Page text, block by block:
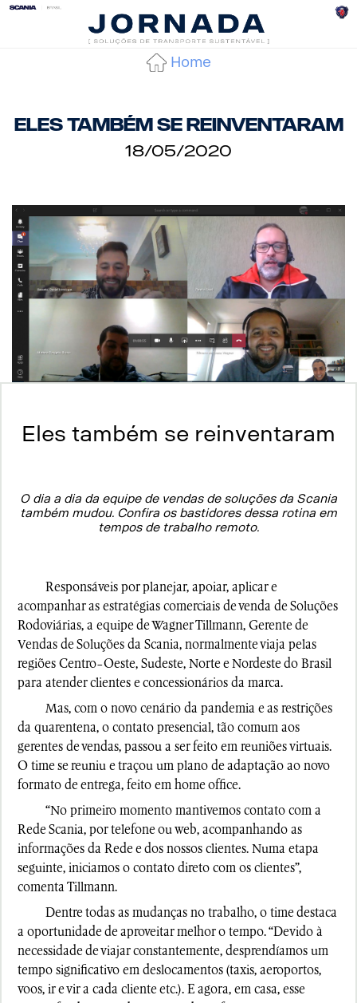
Home
Eles também se reinventaram
18/05/2020
Eles também se reinventaram
O dia a dia da equipe de vendas de soluções da Scania
também mudou. Confira os bastidores dessa rotina em
tempos de trabalho remoto.
Responsáveis por planejar, apoiar, aplicar e
acompanhar as estratégias comerciais de venda de Soluções
Rodoviárias, a equipe de Wagner Tillmann, Gerente de
Vendas de Soluções da Scania, normalmente viaja pelas
regiões Centro-Oeste, Sudeste, Norte e Nordeste do Brasil
para atender clientes e concessionários da marca.
Mas, com o novo cenário da pandemia e as restrições
da quarentena, o contato presencial, tão comum aos
gerentes de vendas, passou a ser feito em reuniões virtuais.
O time se reuniu e traçou um plano de adaptação ao novo
formato de entrega, feito em home office.
“No primeiro momento mantivemos contato com a
Rede Scania, por telefone ou web, acompanhando as
informações da Rede e dos nossos clientes. Numa etapa
seguinte, iniciamos o contato direto com os clientes”,
comenta Tillmann.
Dentre todas as mudanças no trabalho, o time destaca
a oportunidade de aproveitar melhor o tempo. “Devido à
necessidade de viajar constantemente, desprendíamos um
tempo significativo em deslocamentos (taxis, aeroportos,
voos, ir e vir a cada cliente etc.). E agora, em casa, esse